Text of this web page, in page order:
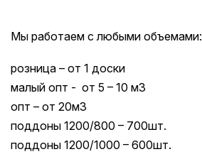
Мы работаем с любыми объемами:
розница – от 1 доски
малый опт - от 5 – 10 м3
опт – от 20м3
поддоны 1200/800 – 700шт.
поддоны 1200/1000 – 600шт.